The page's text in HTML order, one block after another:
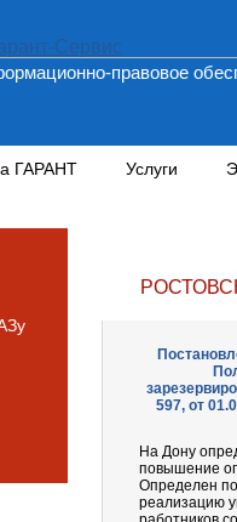
правовое
ГАРАНТ Услуги
597, от
На Дону
повышение
Определен
реализацию